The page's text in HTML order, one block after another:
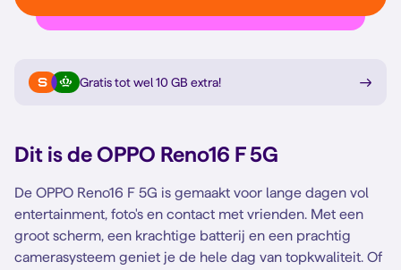
Gratis tot wel 10 GB extra!
Dit is deOPPO Reno16 F 5G
De OPPO Reno16 F 5G is gemaakt voor lange dagen vol
entertainment, foto's en contact met vrienden. Met een
groot scherm, een krachtige batterij en een prachtig
camerasysteem geniet je de hele dag van topkwaliteit. Of